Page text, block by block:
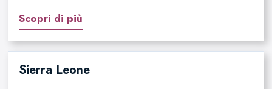
Scopri di più
Sierra Leone